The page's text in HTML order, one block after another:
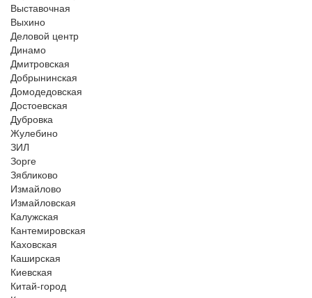
Выставочная
Выхино
Деловой центр
Динамо
Дмитровская
Добрынинская
Домодедовская
Достоевская
Дубровка
Жулебино
ЗИЛ
Зорге
Зябликово
Измайлово
Измайловская
Калужская
Кантемировская
Каховская
Каширская
Киевская
Китай-город